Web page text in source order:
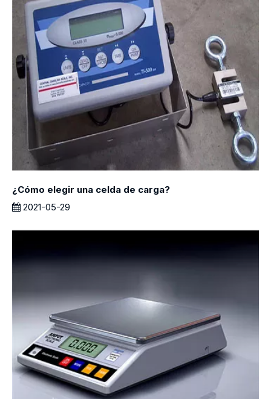
¿Cómo elegir una celda de carga?
2021-05-29